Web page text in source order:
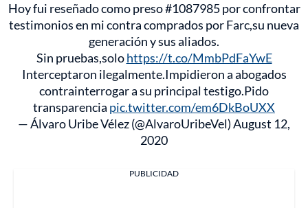
Hoy fui reseñado como preso #1087985 por confrontar
testimonios en mi contra comprados por Farc,su nueva
generación y sus aliados.
Sin pruebas,solohttps://t.co/MmbPdFaYwE
Interceptaron ilegalmente.Impidieron a abogados
contrainterrogar a su principal testigo.Pido
transparencia pic.twitter.com/em6DkBoUXX
— Álvaro Uribe Vélez (@AlvaroUribeVel)August 12,
2020
PUBLICIDAD